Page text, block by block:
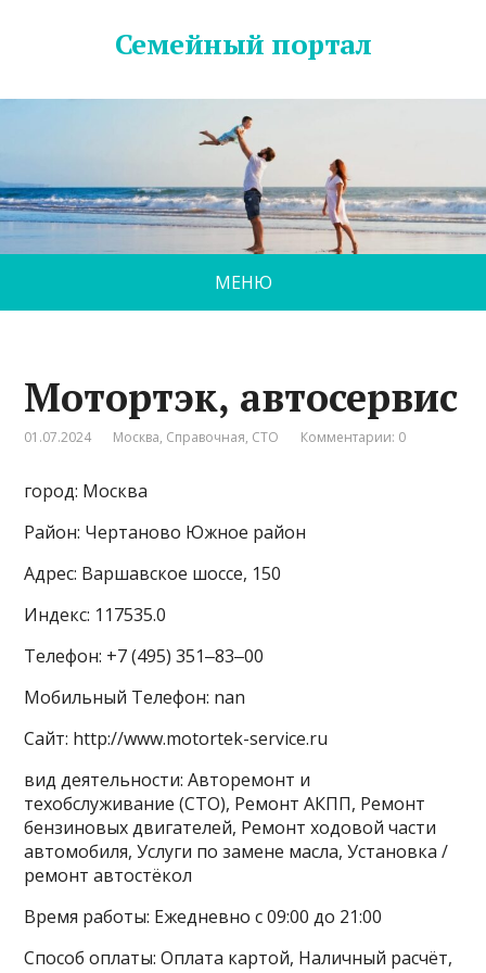
Семейный портал
МЕНЮ
Мотортэк, автосервис
01.07.2024 Москва, Справочная, СТО Комментарии: 0
город: Москва
Район: Чертаново Южное район
Адрес: Варшавское шоссе, 150
Индекс: 117535.0
Телефон: +7 (495) 351‒83‒00
Мобильный Телефон: nan
Сайт: http://www.motortek-service.ru
вид деятельности: Авторемонт и
техобслуживание (СТО), Ремонт АКПП, Ремонт
бензиновых двигателей, Ремонт ходовой части
автомобиля, Услуги по замене масла, Установка /
ремонт автостёкол
Время работы: Ежедневно с 09:00 до 21:00
Способ оплаты: Оплата картой, Наличный расчёт,